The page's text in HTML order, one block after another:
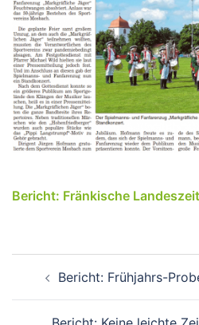
Bericht: Fränkische
Beitrags-
Navigation
Bericht: Frühjahrs-